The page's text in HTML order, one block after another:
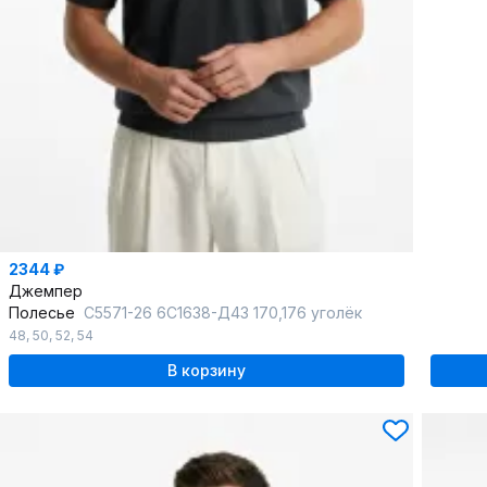
2344 ₽
Джемпер
Полесье С5571-26 6С1638-Д43 170,176 уголёк
48, 50, 52, 54
В корзину